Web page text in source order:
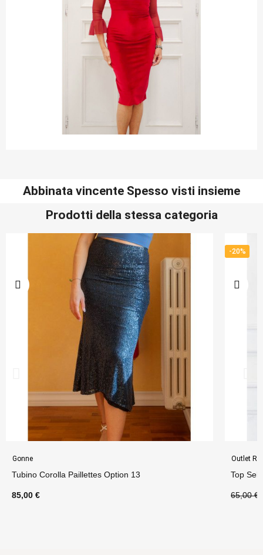
Abbinata vincente Spesso visti insieme
Prodotti della stessa categoria
Gonne
Tubino Corolla Paillettes Option 13
85,00 €
-20%
Outlet
Top
65,00 €